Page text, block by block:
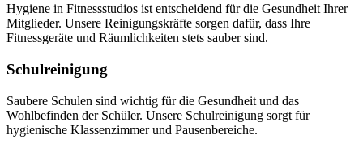
Hygiene in Fitnessstudios ist entscheidend für die Gesundheit Ihrer
Mitglieder. Unsere Reinigungskräfte sorgen dafür, dass Ihre
Fitnessgeräte und Räumlichkeiten stets sauber sind.
Schulreinigung
Saubere Schulen sind wichtig für die Gesundheit und das
Wohlbefinden der Schüler. Unsere Schulreinigung sorgt für
hygienische Klassenzimmer und Pausenbereiche.